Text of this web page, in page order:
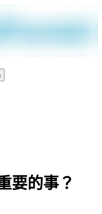
要的事？